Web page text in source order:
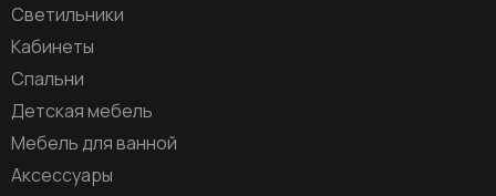
Светильники
Кабинеты
Спальни
Детская мебель
Мебель для ванной
Аксессуары